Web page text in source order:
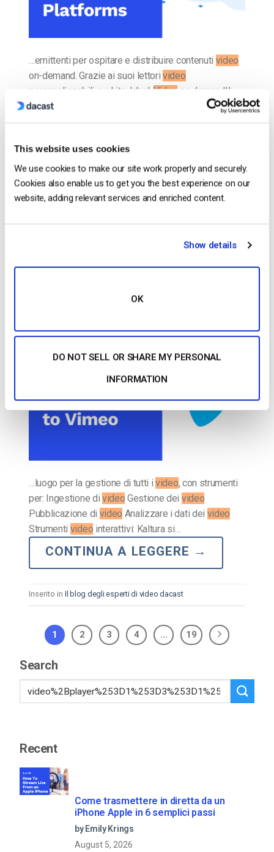
This website uses cookies
We use cookies to make our site work properly and securely.
Cookies also enable us to get you the best experience on our
website, adding relevant services and enriched content.
Show details
OK
DO NOT SELL OR SHARE MY PERSONAL
INFORMATION
…emittenti per ospitare e distribuire contenuti video
on-demand. Grazie ai suoi lettorivideo
personalizzabili e white-label. Video on demandIl
videoon demand, o in breve VOD, è un altro tipo…
Inserito inIl blog degli esperti di video dacast
Il blog degli esperti di video
Le 26 migliori alternative a Vimeo nel
…luogo per la gestione di tutti ivideo, con strumenti
per: Ingestione di video Gestione dei video
Pubblicazione di video Analizzare i dati dei video
Strumenti video interattivi: Kaltura si…
CONTINUA A LEGGERE →
Inserito in Il blog degli esperti di video dacast
1 2 3 4 … 19
Search
Recent
Come trasmettere in diretta da un
iPhone Apple in 6 semplici passi
by Emily Krings
August 5, 2026